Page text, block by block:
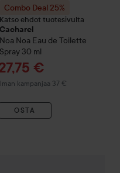
Combo Deal 25%
Katso ehdot tuotesivulta
Cacharel
Noa Noa Eau de Toilette
Spray 30 ml
€
kampanjaa 37 €
OSTA